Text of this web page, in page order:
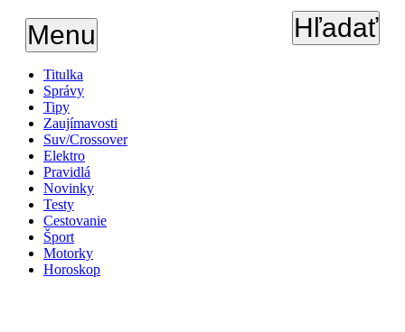
Menu Hľadať
Titulka
Správy
Tipy
Zaujímavosti
Suv/Crossover
Elektro
Pravidlá
Novinky
Testy
Cestovanie
Šport
Motorky
Horoskop